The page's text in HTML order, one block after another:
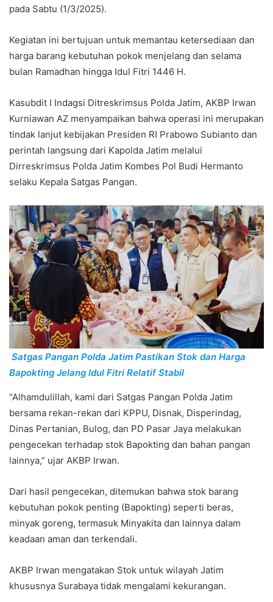
pada Sabtu (1/3/2025).
Kegiatan ini bertujuan untuk memantau ketersediaan dan
harga barang kebutuhan pokok menjelang dan selama
bulan Ramadhan hingga Idul Fitri 1446 H.
Kasubdit I Indagsi Ditreskrimsus Polda Jatim, AKBP Irwan
Kurniawan AZ menyampaikan bahwa operasi ini merupakan
tindak lanjut kebijakan Presiden RI Prabowo Subianto dan
perintah langsung dari Kapolda Jatim melalui
Dirreskrimsus Polda Jatim Kombes Pol Budi Hermanto
selaku Kepala Satgas Pangan.
Satgas Pangan Polda Jatim Pastikan Stok dan Harga
Bapokting Jelang Idul Fitri Relatif Stabil
“Alhamdulillah, kami dari Satgas Pangan Polda Jatim
bersama rekan-rekan dari KPPU, Disnak, Disperindag,
Dinas Pertanian, Bulog, dan PD Pasar Jaya melakukan
pengecekan terhadap stok Bapokting dan bahan pangan
lainnya,” ujar AKBP Irwan.
Dari hasil pengecekan, ditemukan bahwa stok barang
kebutuhan pokok penting (Bapokting) seperti beras,
minyak goreng, termasuk Minyakita dan lainnya dalam
keadaan aman dan terkendali.
AKBP Irwan mengatakan Stok untuk wilayah Jatim
khususnya Surabaya tidak mengalami kekurangan.